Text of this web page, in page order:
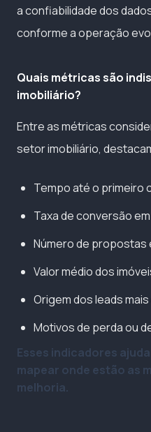
a confiabilidade dos
conforme a operação
Quais métricas são
imobiliário?
Entre as métricas
setor imobiliário,
Tempo até o primeiro
Taxa de conversão
Número de propostas
Valor médio dos
Origem dos leads
Motivos de perda ou
Esses indicadores
mapear onde estão as
melhoria.